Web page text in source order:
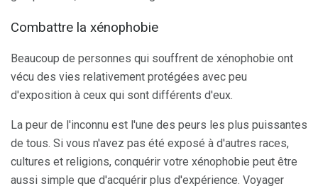
Combattre la xénophobie
Beaucoup de personnes qui souffrent de xénophobie ont
vécu des vies relativement protégées avec peu
d'exposition à ceux qui sont différents d'eux.
La peur de l'inconnu est l'une des peurs les plus puissantes
de tous. Si vous n'avez pas été exposé à d'autres races,
cultures et religions, conquérir votre xénophobie peut être
aussi simple que d'acquérir plus d'expérience. Voyager